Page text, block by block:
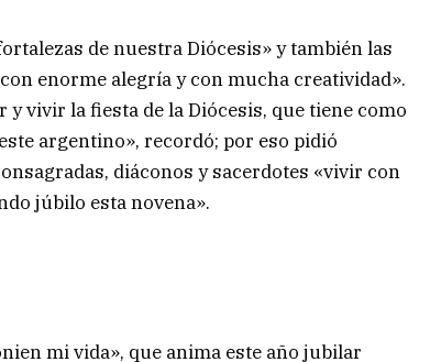
de nuestra Diócesis» y también las
enorme alegría y con mucha creatividad».
vivir la fiesta de la Diócesis, que tiene como
argentino», recordó; por eso pidió
diáconos y sacerdotes «vivir con
júbilo esta novena».
mi vida», que anima este año jubilar